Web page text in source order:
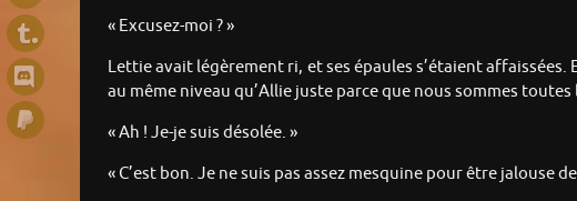
« Excusez-moi ? »
Lettie avait légèrement ri, et ses épaules s’étaient affaissées.
au même niveau qu’Allie juste parce que nous sommes
« Ah ! Je-je suis désolée. »
« C’est bon. Je ne suis pas assez mesquine pour être jalouse